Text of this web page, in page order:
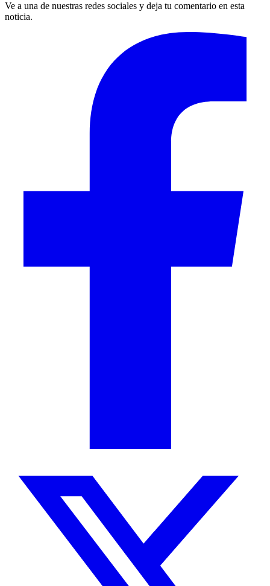
Ve a una de nuestras redes sociales y deja tu comentario en esta
noticia.